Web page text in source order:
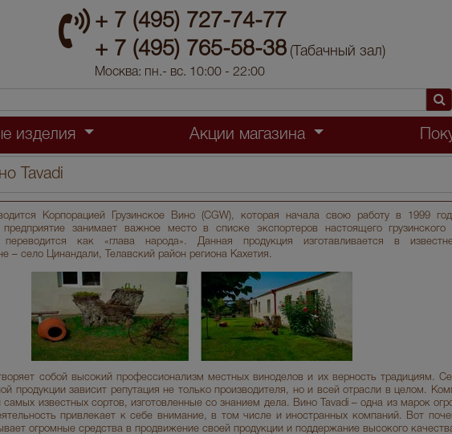
+ 7 (495) 727-74-77
+ 7 (495) 765-58-38 (Табачный зал)
Москва: пн.- вс. 10:00 - 22:00
изделия Акции магазина
Tavadi
Корпорацией Грузинское Bино (CGW), которая начала свою работу в 1999
занимает важное место в списке экспортеров настоящего грузинского
как «глава народа». Данная продукция изготавливается в
– село Цинандали, Телавский район региона Кахетия.
собой высокий профессионализм местных виноделов и их верность традициям.
продукции зависит репутация не только производителя, но и всей отрасли в целом.
самых известных сортов, изготовленные со знанием дела. Вино Tavadi – одна из марок
привлекает к себе внимание, в том числе и иностранных компаний. Вот
огромные средства в продвижение своей продукции и поддержание высокого